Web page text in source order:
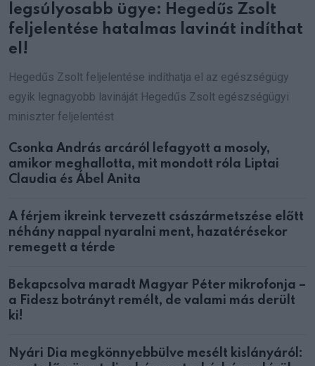
legsúlyosabb ügye: Hegedűs Zsolt
feljelentése hatalmas lavinát indíthat
el!
Hegedűs Zsolt feljelentése indíthatja el az egészségügy
egyik legnagyobb lavináját Hegedűs Zsolt egészségügyi
miniszter feljelentést
Csonka András arcáról lefagyott a mosoly,
amikor meghallotta, mit mondott róla Liptai
Claudia és Ábel Anita
A férjem ikreink tervezett császármetszése előtt
néhány nappal nyaralni ment, hazatérésekor
remegett a térde
Bekapcsolva maradt Magyar Péter mikrofonja –
a Fidesz botrányt remélt, de valami más derült
ki!
Nyári Dia megkönnyebbülve mesélt kislányáról: